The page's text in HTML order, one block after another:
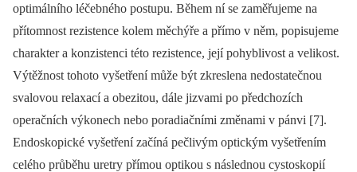
optimálního léčebného postupu. Během ní se zaměřujeme na
přítomnost rezistence kolem měchýře a přímo v něm, popisujeme
charakter a konzistenci této rezistence, její pohyblivost a velikost.
Výtěžnost tohoto vyšetření může být zkreslena nedostatečnou
svalovou relaxací a obezitou, dále jizvami po předchozích
operačních výkonech nebo poradiačními změnami v pánvi [7].
Endoskopické vyšetření začíná pečlivým optickým vyšetřením
celého průběhu uretry přímou optikou s následnou cystoskopií